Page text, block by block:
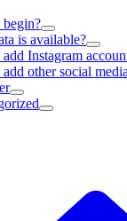
is available?
Instagram
other social